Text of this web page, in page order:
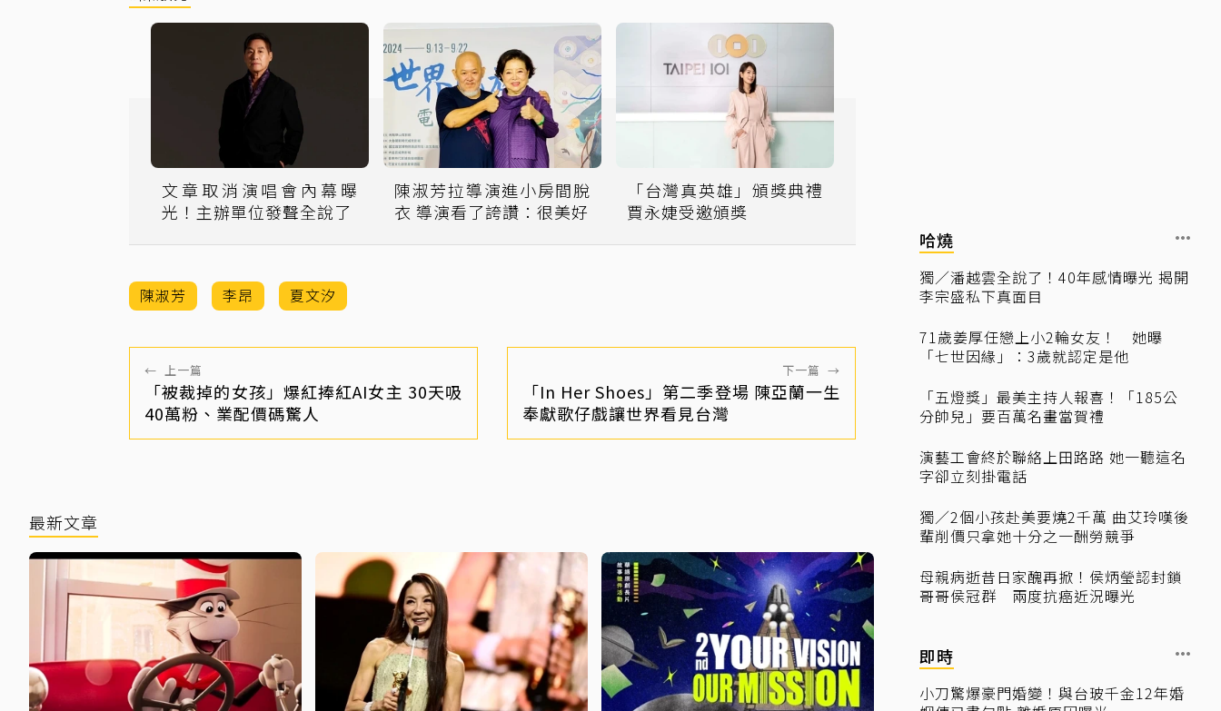
文章取消演唱會內幕曝
光！主辦單位發聲全說了
陳淑芳拉導演進小房間脫
衣 導演看了誇讚：很美好
「台灣真英雄」頒獎典禮
賈永婕受邀頒獎
陳淑芳 李昂 夏文汐
← 上一篇
「被裁掉的女孩」爆紅捧紅AI女主 30天吸
40萬粉、業配價碼驚人
下一篇 →
「In Her Shoes」第二季登場 陳亞蘭一生
奉獻歌仔戲讓世界看見台灣
最新文章
哈燒
獨／潘越雲全說了！40年感情曝光 揭開
李宗盛私下真面目
71歲姜厚任戀上小2輪女友！ 她曝
「七世因緣」：3歲就認定是他
「五燈獎」最美主持人報喜！「185公
分帥兒」要百萬名畫當賀禮
演藝工會終於聯絡上田路路 她一聽這名
字卻立刻掛電話
獨／2個小孩赴美要燒2千萬 曲艾玲嘆後
輩削價只拿她十分之一酬勞競爭
母親病逝昔日家醜再掀！侯炳瑩認封鎖
哥哥侯冠群 兩度抗癌近況曝光
即時
小刀驚爆豪門婚變！與台玻千金12年婚